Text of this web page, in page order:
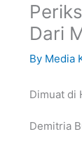
Dari
By Media
Dimuat di
Demitria